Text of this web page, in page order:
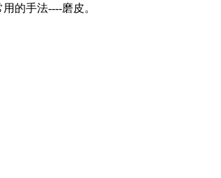
的手法----磨皮。